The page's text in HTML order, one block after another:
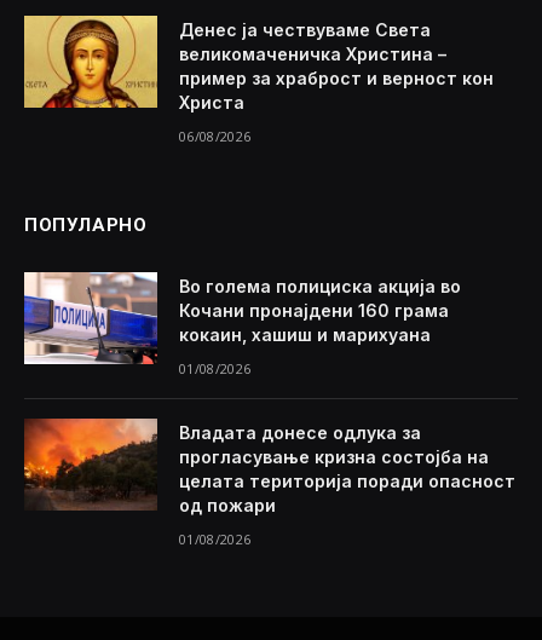
Денес ја чествуваме Света
великомаченичка Христина –
пример за храброст и верност кон
Христа
06/08/2026
ПОПУЛАРНО
Во голема полициска акција во
Кочани пронајдени 160 грама
кокаин, хашиш и марихуана
01/08/2026
Владата донесе одлука за
прогласување кризна состојба на
целата територија поради опасност
од пожари
01/08/2026